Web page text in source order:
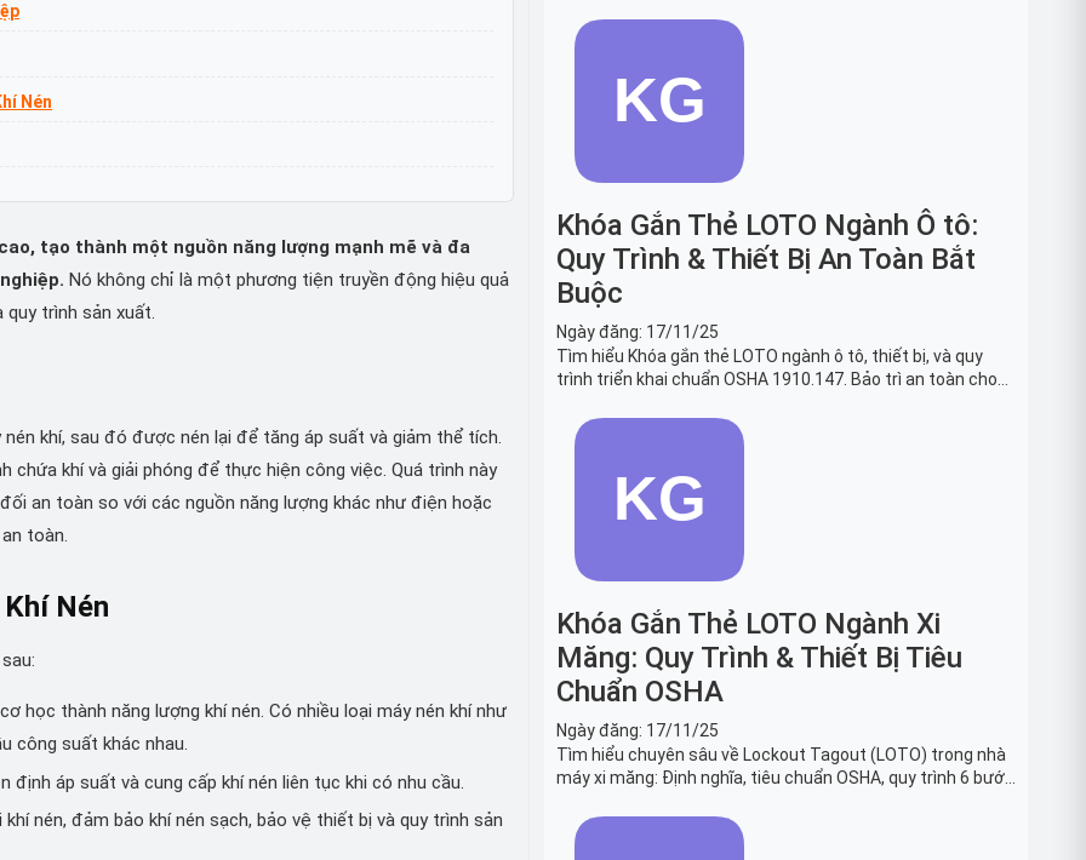
Nén
tạo thành một nguồn năng lượng mạnh mẽ và đa
Nó không chỉ là một phương tiện truyền động hiệu quả
trình sản xuất.
khí, sau đó được nén lại để tăng áp suất và giảm thể tích.
khí và giải phóng để thực hiện công việc. Quá trình này
an toàn so với các nguồn năng lượng khác như điện hoặc
toàn.
Nén
học thành năng lượng khí nén. Có nhiều loại máy nén khí như
công suất khác nhau.
áp suất và cung cấp khí nén liên tục khi có nhu cầu.
nén, đảm bảo khí nén sạch, bảo vệ thiết bị và quy trình sản
Khóa Gắn Thẻ LOTO Ngành Ô tô:
Quy Trình & Thiết Bị An Toàn Bắt
Buộc
Ngày đăng: 17/11/25
Tìm hiểu Khóa gắn thẻ LOTO ngành ô tô, thiết bị, và quy
trình triển khai chuẩn OSHA 1910.147. Bảo trì an toàn cho
Khóa Gắn Thẻ LOTO Ngành Xi
Măng: Quy Trình & Thiết Bị Tiêu
Chuẩn OSHA
Ngày đăng: 17/11/25
Tìm hiểu chuyên sâu về Lockout Tagout (LOTO) trong nhà
máy xi măng: Định nghĩa, tiêu chuẩn OSHA, quy trình 6 bước
nung, máy nghiền an toàn.